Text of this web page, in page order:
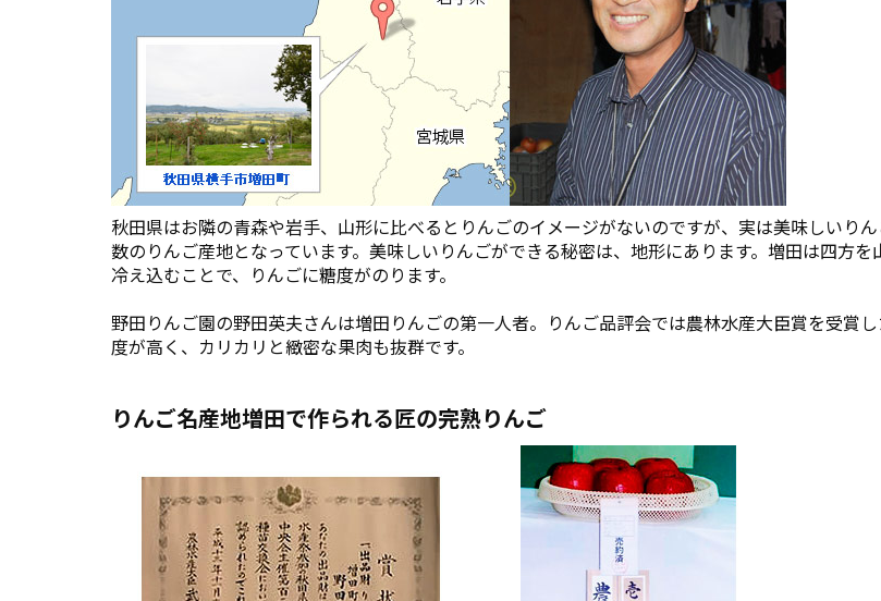
秋田県はお隣の青森や岩手、山形に比べるとりんごのイメージがないのですが、実は美味しいり
数のりんご産地となっています。美味しいりんごができる秘密は、地形にあります。増田は四方
冷え込むことで、りんごに糖度がのります。
野田りんご園の野田英夫さんは増田りんごの第一人者。りんご品評会では農林水産大臣賞を受賞
度が高く、カリカリと緻密な果肉も抜群です。
りんご名産地増田で作られる匠の完熟りんご